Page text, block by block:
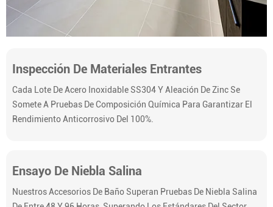
Inspección De Materiales Entrantes
Cada Lote De Acero Inoxidable SS304 Y Aleación De Zinc Se
Somete A Pruebas De Composición Química Para Garantizar El
Rendimiento Anticorrosivo Del 100%.
Ensayo De Niebla Salina
Nuestros Accesorios De Baño Superan Pruebas De Niebla Salina